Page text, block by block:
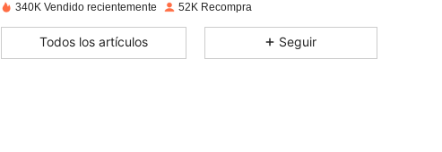
4,85 166 7.2K
340K Vendido recientemente 52K Recompra
Todos los artículos Seguir